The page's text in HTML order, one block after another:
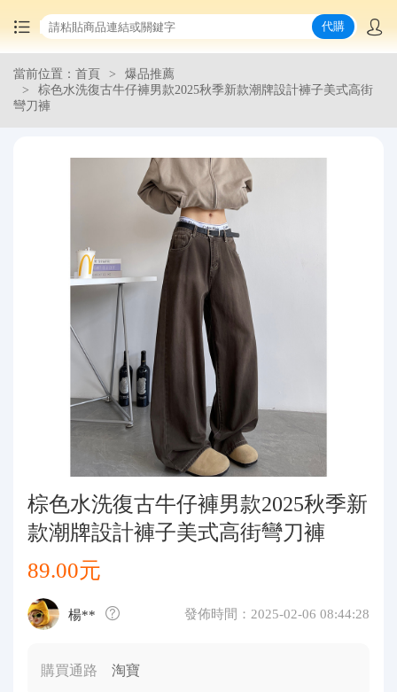
首頁
代購問答
代購
當前位置：首頁
爆品推薦
棕色水洗復古牛仔褲男款2025秋季新款潮牌設計褲子美式高街
彎刀褲
棕色水洗復古牛仔褲男款2025秋季新
款潮牌設計褲子美式高街彎刀褲
89.00元
楊** 發佈時間：2025-02-06 08:44:28
購買通路 淘寶